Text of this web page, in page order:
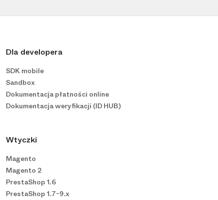
Dla developera
SDK mobile
Sandbox
Dokumentacja płatności online
Dokumentacja weryfikacji (ID HUB)
Wtyczki
Magento
Magento 2
PrestaShop 1.6
PrestaShop 1.7-9.x